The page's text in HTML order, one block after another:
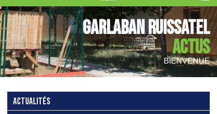
GARLABAN RUISSATEL
ACTUS
BIENVENUE
ACTUALITÉS